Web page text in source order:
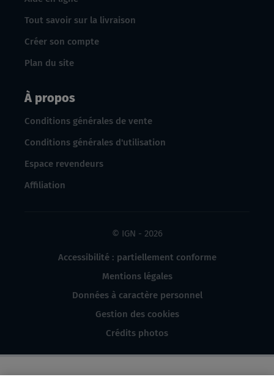
Tout savoir sur la livraison
Créer son compte
Plan du site
À propos
Conditions générales de vente
Conditions générales d'utilisation
Espace revendeurs
Affiliation
© IGN - 2026
Accessibilité : partiellement conforme
Mentions légales
Données à caractère personnel
Gestion des cookies
Crédits photos